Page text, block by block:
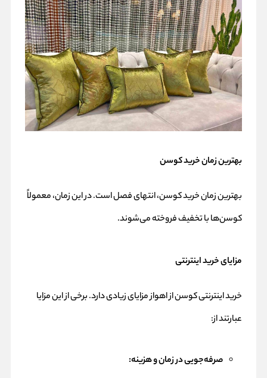
بهترین زمان خرید کوسن
بهترین زمان خرید کوسن، انتهای فصل است. در این زمان، معمولاً
کوسن‌ها با تخفیف فروخته می‌شوند.
مزایای خرید اینترنتی
خرید اینترنتی کوسن از اهواز مزایای زیادی دارد. برخی از این مزایا
عبارتند از:
صرفه‌جویی در زمان و هزینه: